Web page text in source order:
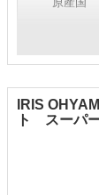
IRIS
ト スーパ